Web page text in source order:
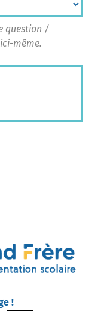
question /
même.
!